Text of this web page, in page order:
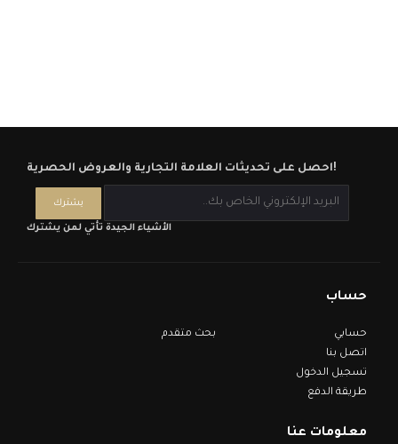
احصل على تحديثات العلامة التجارية والعروض الحصرية!
الأشياء الجيدة تأتي لمن يشترك
حساب
حسابي
اتصل بنا
تسجيل الدخول
طريقة الدفع
بحث متقدم
معلومات عنا